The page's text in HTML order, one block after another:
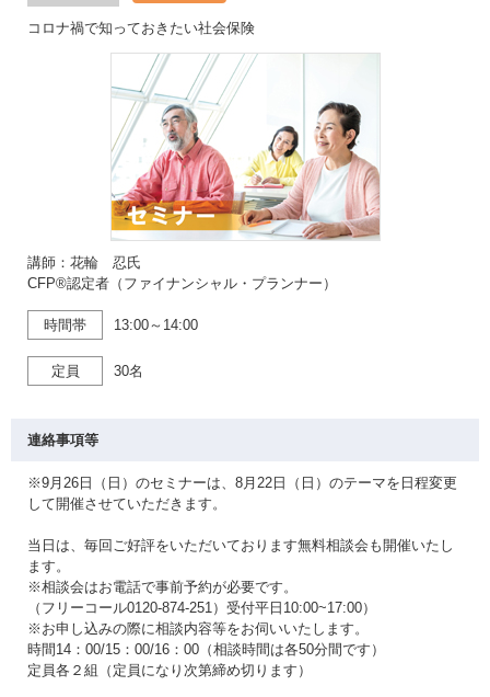
コロナ禍で知っておきたい社会保険
講師：花輪 忍氏
CFP®認定者（ファイナンシャル・プランナー）
時間帯 13:00～14:00
定員 30名
連絡事項等
※9月26日（日）のセミナーは、8月22日（日）のテーマを日程変更
して開催させていただきます。
当日は、毎回ご好評をいただいております無料相談会も開催いたし
ます。
※相談会はお電話で事前予約が必要です。
（フリーコール0120-874-251）受付平日10:00~17:00）
※お申し込みの際に相談内容等をお伺いいたします。
時間14：00/15：00/16：00（相談時間は各50分間です）
定員各２組（定員になり次第締め切ります）